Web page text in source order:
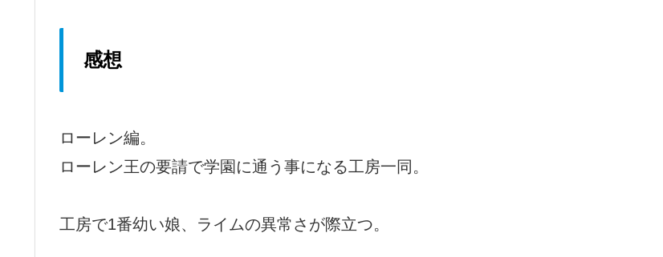
感想
ローレン編。
ローレン王の要請で学園に通う事になる工房一同。
工房で1番幼い娘、ライムの異常さが際立つ。